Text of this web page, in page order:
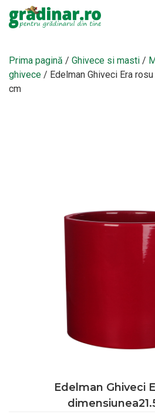
Prima pagină / Ghivece si masti /
ghivece / Edelman Ghiveci Era
cm
Edelman Ghiveci